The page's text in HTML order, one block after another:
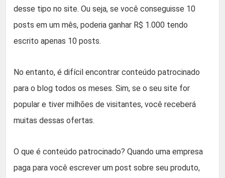
desse tipo no site. Ou seja, se você conseguisse 10
posts em um mês, poderia ganhar R$ 1.000 tendo
escrito apenas 10 posts.
No entanto, é difícil encontrar conteúdo patrocinado
para o blog todos os meses. Sim, se o seu site for
popular e tiver milhões de visitantes, você receberá
muitas dessas ofertas.
O que é conteúdo patrocinado? Quando uma empresa
paga para você escrever um post sobre seu produto,